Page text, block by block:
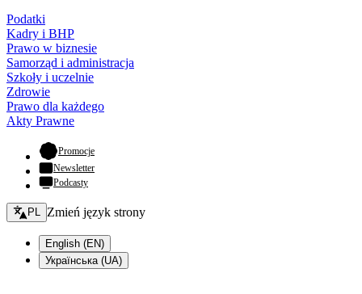
Podatki
Kadry i BHP
Prawo w biznesie
Samorząd i administracja
Szkoły i uczelnie
Zdrowie
Prawo dla każdego
Akty Prawne
Promocje- otwiera się w nowej karcie
Newsletter
Podcasty
Zmień język - bieżący:
PL Zmień język strony
English (EN)
Українська (UA)